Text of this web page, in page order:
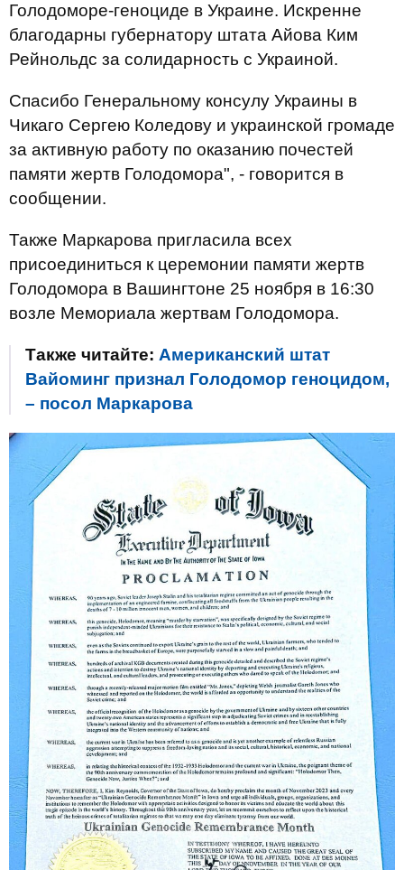
Голодоморе-геноциде в Украине. Искренне
благодарны губернатору штата Айова Ким
Рейнольдс за солидарность с Украиной.
Спасибо Генеральному консулу Украины в
Чикаго Сергею Коледову и украинской громаде
за активную работу по оказанию почестей
памяти жертв Голодомора", - говорится в
сообщении.
Также Маркарова пригласила всех
присоединиться к церемонии памяти жертв
Голодомора в Вашингтоне 25 ноября в 16:30
возле Мемориала жертвам Голодомора.
Также читайте: Американский штат
Вайоминг признал Голодомор геноцидом,
– посол Маркарова